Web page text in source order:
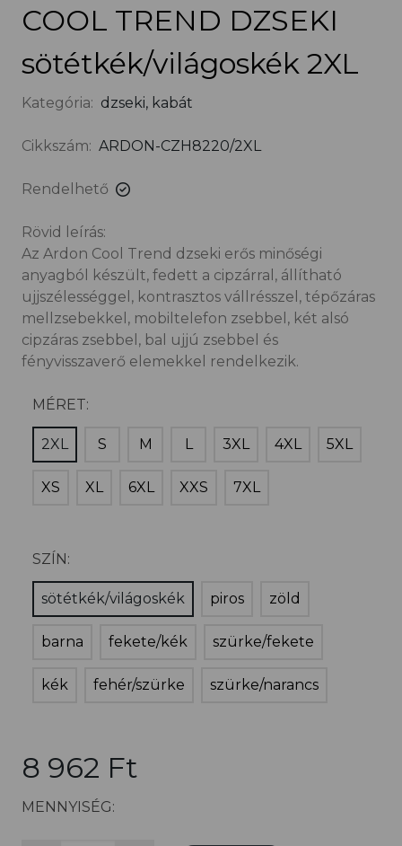
COOL TREND DZSEKI
sötétkék/világoskék 2XL
Kategória: dzseki, kabát
Cikkszám: ARDON-CZH8220/2XL
Rendelhető
Rövid leírás:
Az Ardon Cool Trend dzseki erős minőségi
anyagból készült, fedett a cipzárral, állítható
ujjszélességgel, kontrasztos vállrésszel, tépőzáras
mellzsebekkel, mobiltelefon zsebbel, két alsó
cipzáras zsebbel, bal ujjú zsebbel és
fényvisszaverő elemekkel rendelkezik.
MÉRET:
2XL S M L 3XL 4XL 5XL
XS XL 6XL XXS 7XL
SZÍN:
sötétkék/világoskék piros zöld
barna fekete/kék szürke/fekete
kék fehér/szürke szürke/narancs
8 962 Ft
MENNYISÉG: